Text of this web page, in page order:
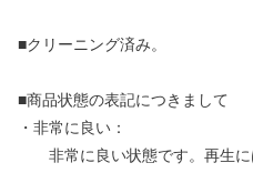
■クリーニング済み。
■商品状態の表記につきまして
・非常に良い：
非常に良い状態です。再生に